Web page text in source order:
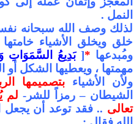
النمل .
لذلك وصف الله سبحانه
خلق ويخلق الأشياء
ومبدعها *
[بَدِيعُ السَّمَوَاتِ
مهمتها ، ويعطيها الشكل
ولأن الأشياءبتصميمها
الشيطان – رمزاً للشر- لم
تعالى .. فقد توعد أن يجعل